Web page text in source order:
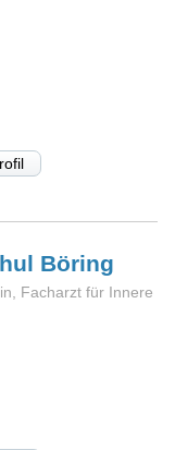
Böring
Facharzt für Innere